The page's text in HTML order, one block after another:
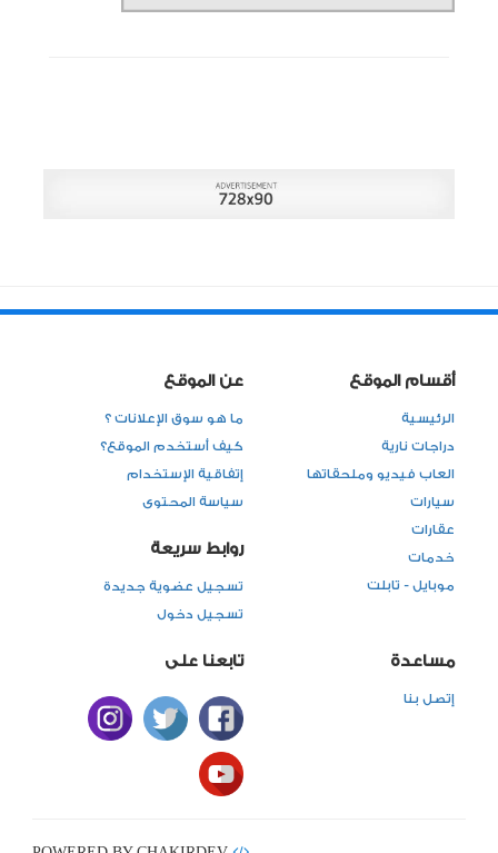
أقسام الموقع
الرئيسية
دراجات نارية
العاب فيديو وملحقاتها
سيارات
عقارات
خدمات
موبايل - تابلت
عن الموقع
ما هو سوق الإعلانات ؟
كيف أستخدم الموقع؟
إتفاقية الإستخدام
سياسة المحتوى
روابط سريعة
تسجيل عضوية جديدة
تسجيل دخول
مساعدة
إتصل بنا
تابعنا على